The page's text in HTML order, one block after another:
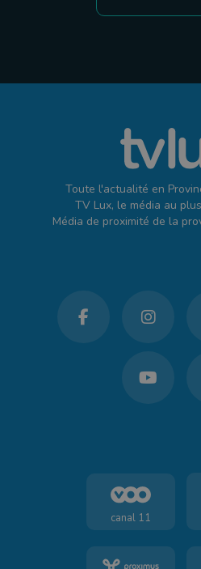
Toute l'actualité en
TV Lux, le média au
Média de proximité de la
canal 11